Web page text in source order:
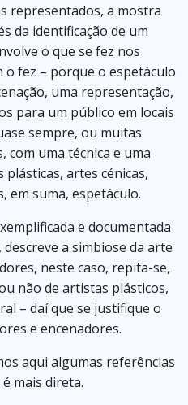
representados, a mostra
da identificação de um
o que se fez nos
o fez – porque o espetáculo
uma representação,
para um público em locais
sempre, ou muitas
com uma técnica e uma
artes cénicas,
em suma, espetáculo.
e documentada
a simbiose da arte
neste caso, repita-se,
não de artistas plásticos,
– daí que se justifique o
e encenadores.
aqui algumas referências
mais direta.